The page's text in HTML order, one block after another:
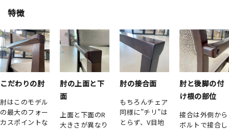
特徴
こだわりの肘
肘はこのモデル
の最大のフォー
カスポイントな
肘の上面と下
面
上面と下面のR
大きさが異なり
肘の接合面
もちろんチェア
同様に”チリ”は
とらず、V目地
肘と後脚の付
け根の部位
接合は外側から
ボルトで接合し